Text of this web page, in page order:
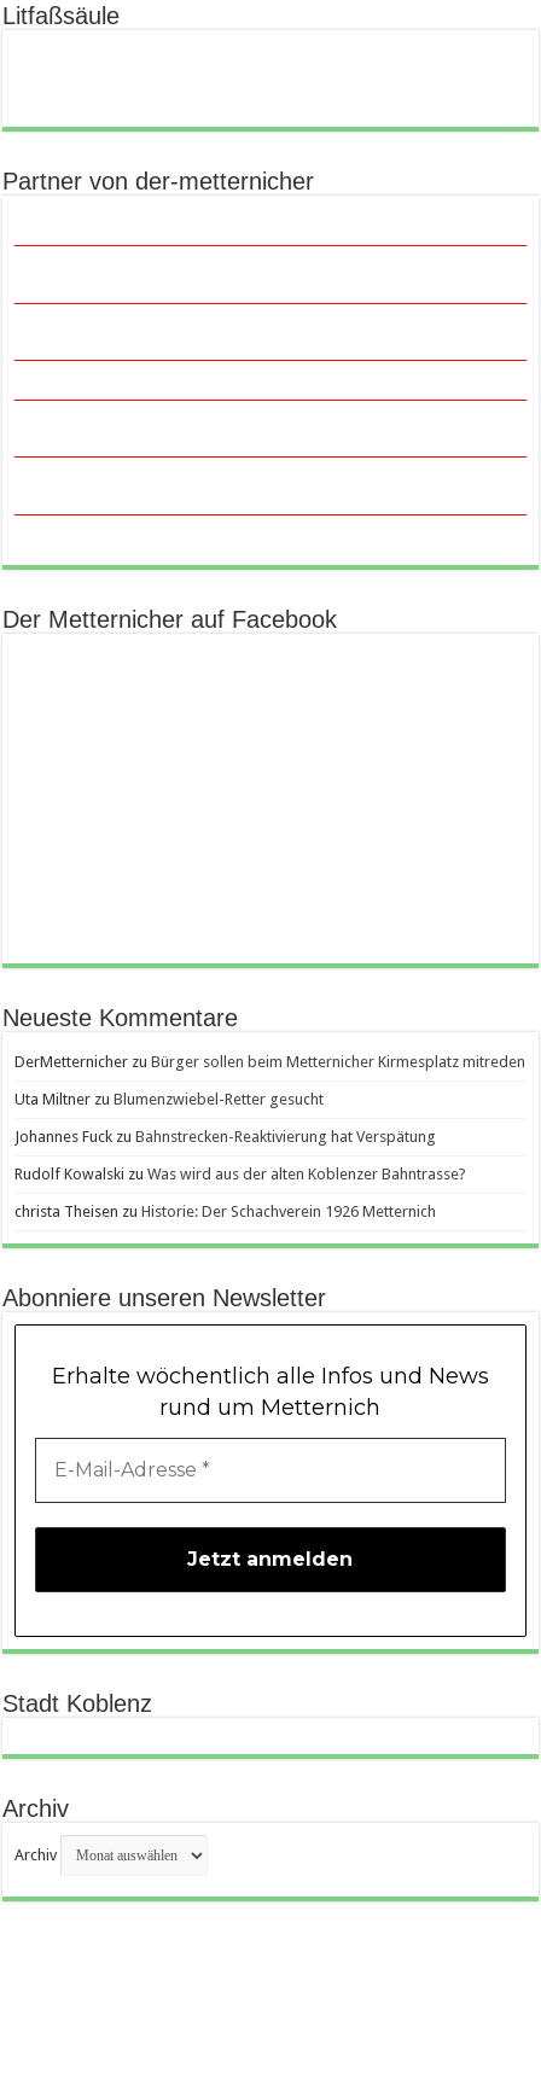
Litfaßsäule
Partner von der-metternicher
Der Metternicher auf Facebook
Neueste Kommentare
DerMetternicher zuBürger sollen beim Metternicher Kirmesplatz mitreden
Uta Miltner zuBlumenzwiebel-Retter gesucht
Johannes Fuck zuBahnstrecken-Reaktivierung hat Verspätung
Rudolf Kowalski zuWas wird aus der alten Koblenzer Bahntrasse?
christa Theisen zuHistorie: Der Schachverein 1926 Metternich
Abonniere unseren Newsletter
Erhalte wöchentlich alle Infos und News
rund um Metternich
Stadt Koblenz
Archiv
Archiv